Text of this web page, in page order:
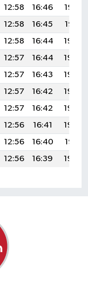
12:58 16:46
19:52
12:58 16:45
19:51
12:58 16:44
19:49
12:57 16:44
19:48
12:57 16:43
19:46
12:57 16:42
19:45
12:57 16:42
19:44
12:56 16:41
19:42
12:56 16:40
19:41
12:56 16:39 19:39